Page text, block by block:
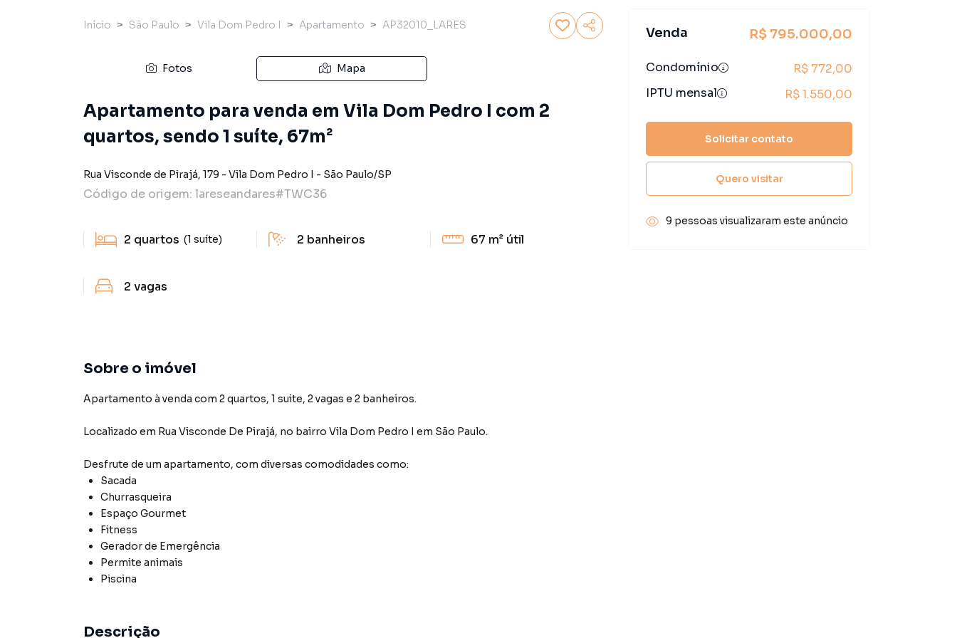
Início São Paulo Vila Dom Pedro I Apartamento AP32010_LARES
Fotos Mapa
Apartamento para venda em Vila Dom Pedro I com 2
quartos, sendo 1 suíte, 67m²
Rua Visconde de Pirajá, 179 - Vila Dom Pedro I - São Paulo/SP
Código de origem: lareseandares#TWC36
2 quartos (1 suíte) 2 banheiros 67 m² útil
2 vagas
Sobre o imóvel
Apartamento à venda com 2 quartos, 1 suite, 2 vagas e 2 banheiros.
Localizado em Rua Visconde De Pirajá, no bairro Vila Dom Pedro I em São Paulo.
Desfrute de um apartamento, com diversas comodidades como:
Sacada
Churrasqueira
Espaço Gourmet
Fitness
Gerador de Emergência
Permite animais
Piscina
Descrição
Venda R$ 795.000,00
Condomínio
R$ 772,00
IPTU mensal
R$ 1.550,00
Solicitar contato
Quero visitar
9 pessoas visualizaram este anúncio